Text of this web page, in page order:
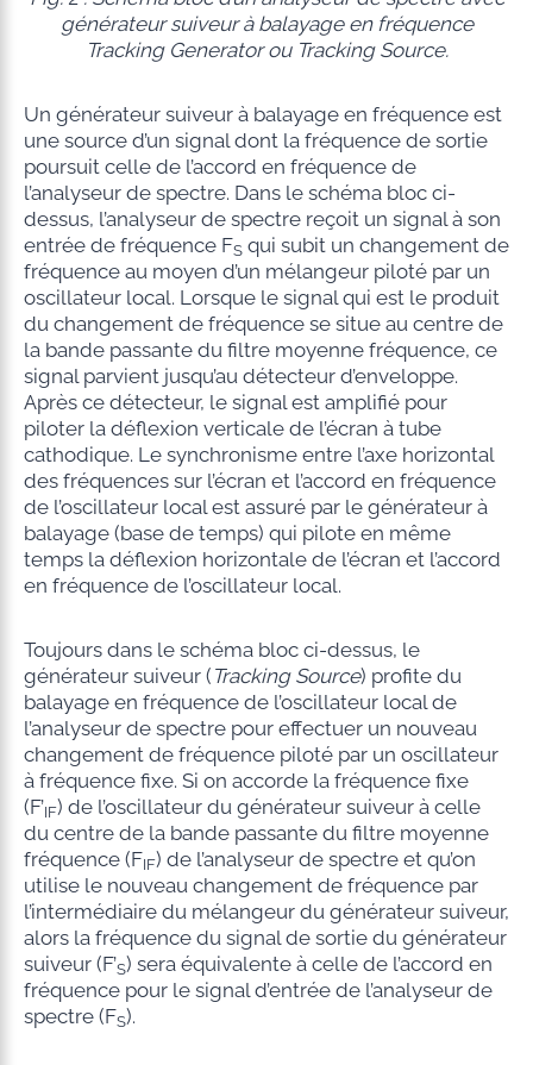
générateur suiveur à balayage en fréquence
Tracking Generator ou Tracking Source.
Un générateur suiveur à balayage en fréquence est
une source d’un signal dont la fréquence de sortie
poursuit celle de l’accord en fréquence de
l’analyseur de spectre. Dans le schéma bloc ci-
dessus, l’analyseur de spectre reçoit un signal à son
entrée de fréquence FS qui subit un changement de
fréquence au moyen d’un mélangeur piloté par un
oscillateur local. Lorsque le signal qui est le produit
du changement de fréquence se situe au centre de
la bande passante du filtre moyenne fréquence, ce
signal parvient jusqu’au détecteur d’enveloppe.
Après ce détecteur, le signal est amplifié pour
piloter la déflexion verticale de l’écran à tube
cathodique. Le synchronisme entre l’axe horizontal
des fréquences sur l’écran et l’accord en fréquence
de l’oscillateur local est assuré par le générateur à
balayage (base de temps) qui pilote en même
temps la déflexion horizontale de l’écran et l’accord
en fréquence de l’oscillateur local.
Toujours dans le schéma bloc ci-dessus, le
générateur suiveur ( Tracking Source) profite du
balayage en fréquence de l’oscillateur local de
l’analyseur de spectre pour effectuer un nouveau
changement de fréquence piloté par un oscillateur
à fréquence fixe. Si on accorde la fréquence fixe
(F’IF) de l’oscillateur du générateur suiveur à celle
du centre de la bande passante du filtre moyenne
fréquence (FIF) de l’analyseur de spectre et qu’on
utilise le nouveau changement de fréquence par
l’intermédiaire du mélangeur du générateur suiveur,
alors la fréquence du signal de sortie du générateur
suiveur (F’S) sera équivalente à celle de l’accord en
fréquence pour le signal d’entrée de l’analyseur de
spectre (FS).